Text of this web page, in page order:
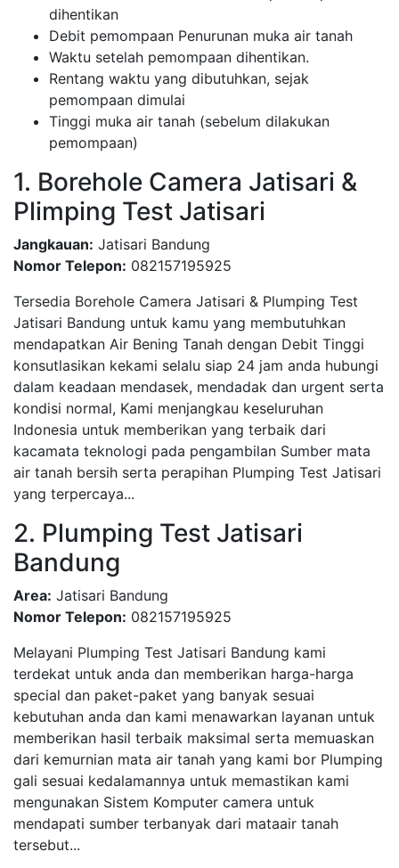
dihentikan
Debit pemompaan Penurunan muka air tanah
Waktu setelah pemompaan dihentikan.
Rentang waktu yang dibutuhkan, sejak
pemompaan dimulai
Tinggi muka air tanah (sebelum dilakukan
pemompaan)
1. Borehole Camera Jatisari &
Plimping Test Jatisari
Jangkauan: Jatisari Bandung
Nomor Telepon: 082157195925
Tersedia Borehole Camera Jatisari & Plumping Test
Jatisari Bandung untuk kamu yang membutuhkan
mendapatkan Air Bening Tanah dengan Debit Tinggi
konsutlasikan kekami selalu siap 24 jam anda hubungi
dalam keadaan mendasek, mendadak dan urgent serta
kondisi normal, Kami menjangkau keseluruhan
Indonesia untuk memberikan yang terbaik dari
kacamata teknologi pada pengambilan Sumber mata
air tanah bersih serta perapihan Plumping Test Jatisari
yang terpercaya...
2. Plumping Test Jatisari
Bandung
Area: Jatisari Bandung
Nomor Telepon: 082157195925
Melayani Plumping Test Jatisari Bandung kami
terdekat untuk anda dan memberikan harga-harga
special dan paket-paket yang banyak sesuai
kebutuhan anda dan kami menawarkan layanan untuk
memberikan hasil terbaik maksimal serta memuaskan
dari kemurnian mata air tanah yang kami bor Plumping
gali sesuai kedalamannya untuk memastikan kami
mengunakan Sistem Komputer camera untuk
mendapati sumber terbanyak dari mataair tanah
tersebut...